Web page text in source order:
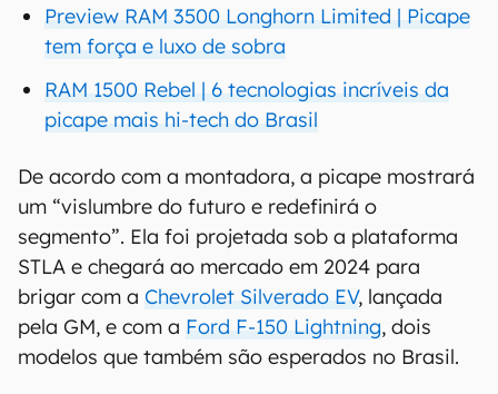
Preview RAM 3500 Longhorn Limited | Picape
tem força e luxo de sobra
RAM 1500 Rebel | 6 tecnologias incríveis da
picape mais hi-tech do Brasil
De acordo com a montadora, a picape mostrará
um “vislumbre do futuro e redefinirá o
segmento”. Ela foi projetada sob a plataforma
STLA e chegará ao mercado em 2024 para
brigar com a Chevrolet Silverado EV, lançada
pela GM, e com a Ford F-150 Lightning, dois
modelos que também são esperados no Brasil.